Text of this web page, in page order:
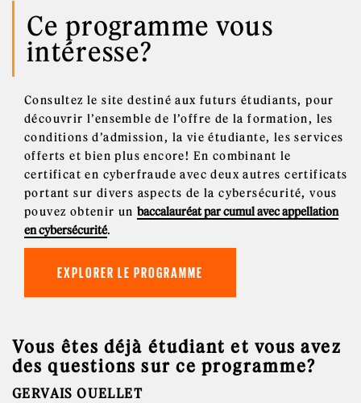
Ce programme vous
intéresse?
Consultez le site destiné aux futurs étudiants, pour
découvrir l’ensemble de l’offre de la formation, les
conditions d’admission, la vie étudiante, les services
offerts et bien plus encore! En combinant le
certificat en cyberfraude avec deux autres certificats
portant sur divers aspects de la cybersécurité, vous
pouvez obtenir unbaccalauréat par cumul avec appellation
en cybersécurité.
EXPLORER LE PROGRAMME
Vous êtes déjà étudiant et vous avez
des questions sur ce programme?
GERVAIS OUELLET